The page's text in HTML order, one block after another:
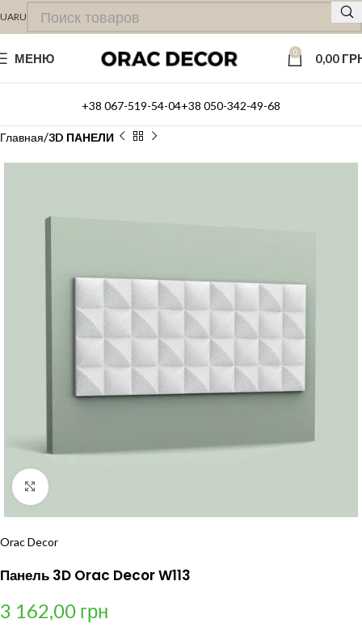
UARU
МЕНЮ 0 0,00
+38 067-519-54-04+38 050-342-49-68
Главная 3D ПАНЕЛИ
Нажмите, чтобы увеличить
Orac Decor
Панель 3D Orac Decor W113
3 162,00 грн